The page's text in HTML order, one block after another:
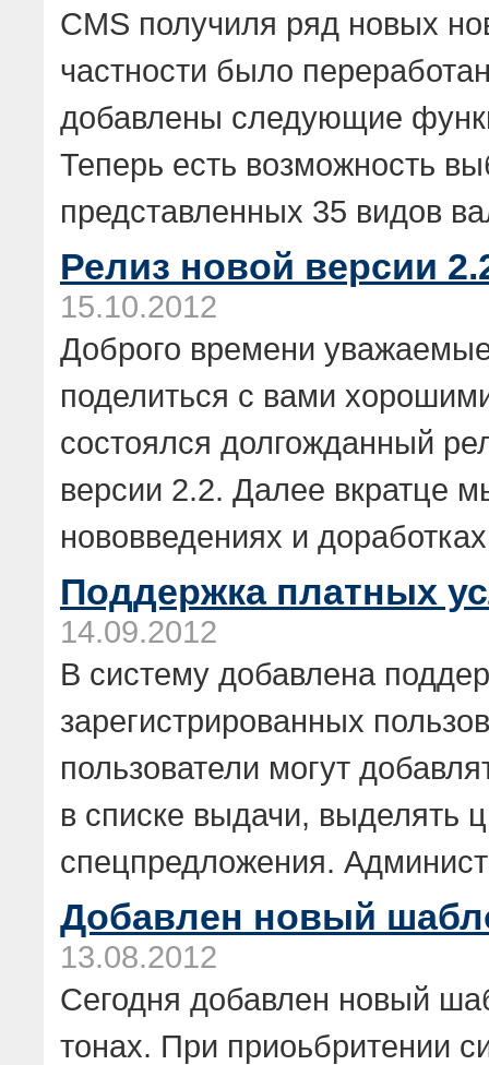
CMS получиля ряд новых
частности было
добавлены следующие
Теперь есть возможность
представленных 35 видов
Релиз новой версии
15.10.2012
Доброго времени
поделиться с вами
состоялся долгожданный
версии 2.2. Далее вкратце
нововведениях и
Поддержка платных
14.09.2012
В систему добавлена
зарегистрированных
пользователи могут
в списке выдачи, выделять
спецпредложения.
Добавлен новый
13.08.2012
Сегодня добавлен новый
тонах. При приоьбритении